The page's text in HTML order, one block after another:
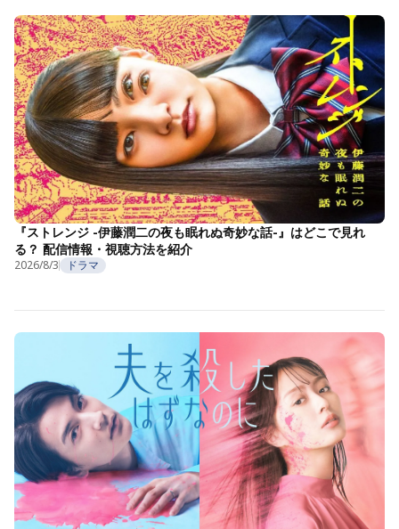
『ストレンジ -伊藤潤二の夜も眠れぬ奇妙な話-』はどこで見れ
る？ 配信情報・視聴方法を紹介
2026/8/3 ドラマ